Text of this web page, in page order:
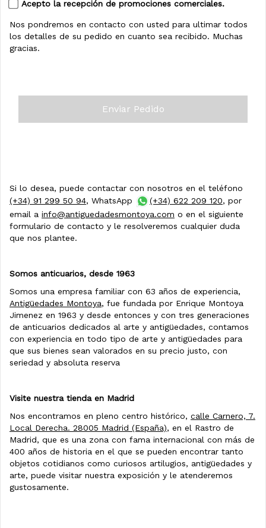
Acepto la recepción de promociones comerciales.
Nos pondremos en contacto con usted para ultimar todos
los detalles de su pedido en cuanto sea recibido. Muchas
gracias.
Si lo desea, puede contactar con nosotros en el teléfono
(+34) 91 299 50 94, WhatsApp (+34) 622 209 120, por
email a info@antiguedadesmontoya.com o en el siguiente
formulario de contacto y le resolveremos cualquier duda
que nos plantee.
Somos anticuarios, desde 1963
Somos una empresa familiar con 63 años de experiencia,
Antigüedades Montoya, fue fundada por Enrique Montoya
Jimenez en 1963 y desde entonces y con tres generaciones
de anticuarios dedicados al arte y antigüedades, contamos
con experiencia en todo tipo de arte y antigüedades para
que sus bienes sean valorados en su precio justo, con
seriedad y absoluta reserva
Visite nuestra tienda en Madrid
Nos encontramos en pleno centro histórico, calle Carnero, 7.
Local Derecha. 28005 Madrid (España), en el Rastro de
Madrid, que es una zona con fama internacional con más de
400 años de historia en el que se pueden encontrar tanto
objetos cotidianos como curiosos artilugios, antigüedades y
arte, puede visitar nuestra exposición y le atenderemos
gustosamente.